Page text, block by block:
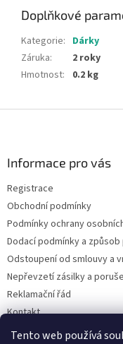
Tento web používá
Doplňkové
Kategorie: Dárky
Záruka:
2 roky
Hmotnost: 0.2 kg
Informace pro vás
Registrace
Obchodní podmínky
Podmínky ochrany
Dodací podmínky a
Odstoupení od smlouvy a
Nepřevzetí zásilky a
Reklamační řád
Kontakt
Napište nám